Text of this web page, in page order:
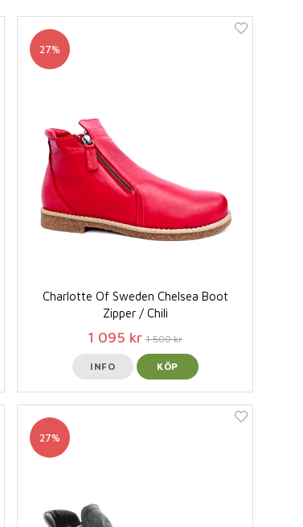
27%
Charlotte Of Sweden Chelsea Boot
Zipper / Chili
1 095 kr 1 500 kr
INFO KÖP
27%